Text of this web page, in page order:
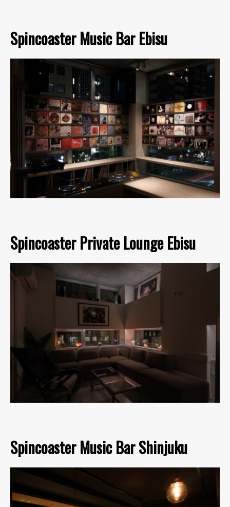
Spincoaster Music Bar Ebisu
Spincoaster Private Lounge Ebisu
Spincoaster Music Bar Shinjuku